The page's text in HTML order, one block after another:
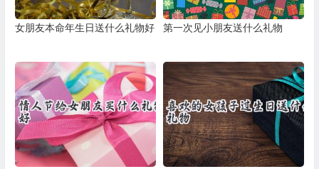
女朋友本命年生日送什么礼物好 第一次见小朋友送什么礼物